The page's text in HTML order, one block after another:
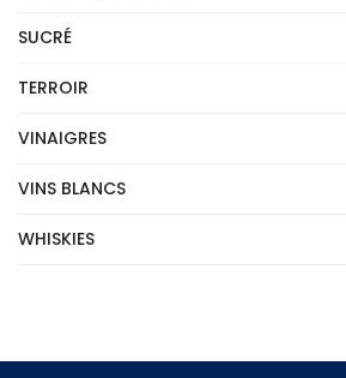
SUCRÉ
TERROIR
VINAIGRES
VINS BLANCS
WHISKIES